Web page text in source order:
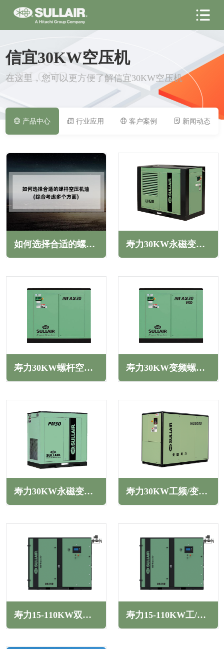
PRODUCT
AIRLONG
信宜30KW空压机
在这里，您可以更方便了解信宜30KW空压机
产品中心 行业应用 客户案例 新闻动态
如何选择合适的螺杆空压机油(综合考虑多个方面) 寿力30KW永磁变频螺杆空压机LH系列
寿力30KW螺杆空压机AS系列 寿力30KW变频螺杆空压机AS系列
寿力30KW永磁变频螺杆空压机PM系列 寿力30KW工频/变频螺杆空压机WS系列
寿力15-110KW双级压缩工/变频干式无油螺杆空压机DS系列 寿力15-110KW工/变频干式中低压无油螺杆空压机DS系列